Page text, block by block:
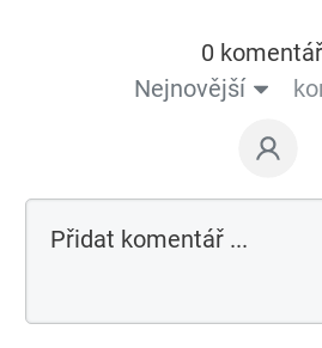
0
Nejnovější